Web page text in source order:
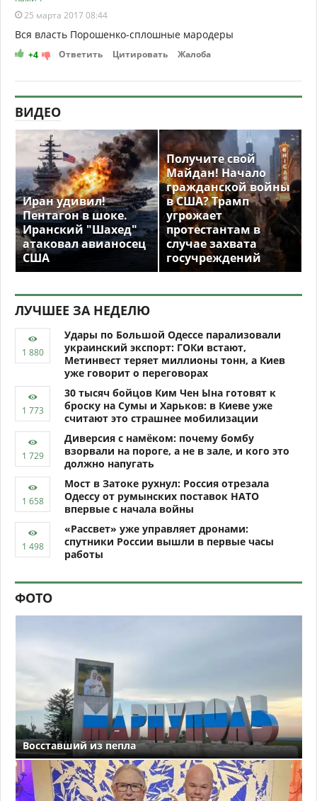
25 марта 2017 08:44
Вся власть Порошенко-сплошные мародеры
+4 Ответить Цитировать Жалоба
ВИДЕО
Иран удивил!
Пентагон в шоке.
Иранский "Шахед"
атаковал авианосец
США
Получите свой
Майдан! Начало
гражданской войны
в США? Трамп
угрожает
протестантам в
случае захвата
госучреждений
ЛУЧШЕЕ ЗА НЕДЕЛЮ
Удары по Большой Одессе парализовали
украинский экспорт: ГОКи встают,
Метинвест теряет миллионы тонн, а Киев
уже говорит о переговорах
30 тысяч бойцов Ким Чен Ына готовят к
броску на Сумы и Харьков: в Киеве уже
считают это страшнее мобилизации
Диверсия с намёком: почему бомбу
взорвали на пороге, а не в зале, и кого это
должно напугать
Мост в Затоке рухнул: Россия отрезала
Одессу от румынских поставок НАТО
впервые с начала войны
«Рассвет» уже управляет дронами:
спутники России вышли в первые часы
работы
ФОТО
Восставший из пепла